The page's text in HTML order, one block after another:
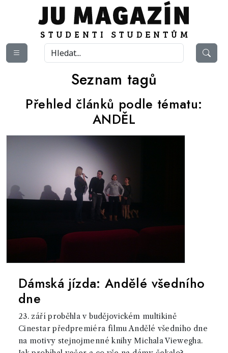
Seznam tagů
Přehled článků podle tématu:
ANDĚL
Dámská jízda: Andělé všedního
dne
23. září proběhla v budějovickém multikině
Cinestar předpremiéra filmu Andělé všedního dne
na motivy stejnojmenné knihy Michala Viewegha.